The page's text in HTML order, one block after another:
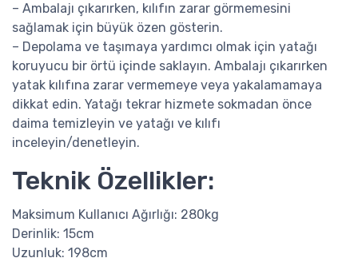
– Ambalajı çıkarırken, kılıfın zarar görmemesini
sağlamak için büyük özen gösterin.
– Depolama ve taşımaya yardımcı olmak için yatağı
koruyucu bir örtü içinde saklayın. Ambalajı çıkarırken
yatak kılıfına zarar vermemeye veya yakalamamaya
dikkat edin. Yatağı tekrar hizmete sokmadan önce
daima temizleyin ve yatağı ve kılıfı
inceleyin/denetleyin.
Teknik Özellikler:
Maksimum Kullanıcı Ağırlığı: 280kg
Derinlik: 15cm
Uzunluk: 198cm